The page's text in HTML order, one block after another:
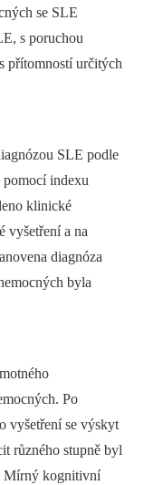
se SLE
s poruchou
přítomností určitých
SLE podle
indexu
klinické
vyšetření a na
diagnóza
byla
Po
vyšetření se výskyt
různého stupně byl
Mírný kognitivní